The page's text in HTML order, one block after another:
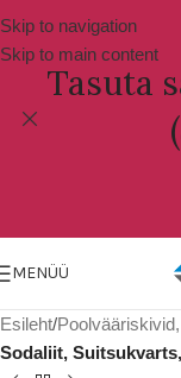
Skip to navigation
Skip to main content
Tasuta
MENÜÜ
Esileht
Sodaliit,